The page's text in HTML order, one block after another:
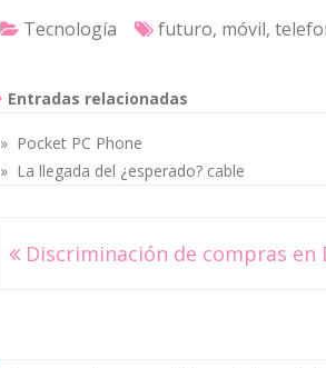
Tecnología futuro, móvil,
Entradas relacionadas
» Pocket PC Phone
» La llegada del ¿esperado? cable
Navegación
Discriminación de compras en